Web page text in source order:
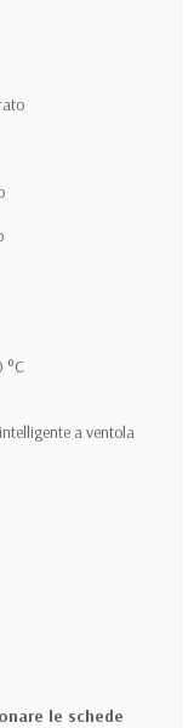
°C
a ventola
le schede